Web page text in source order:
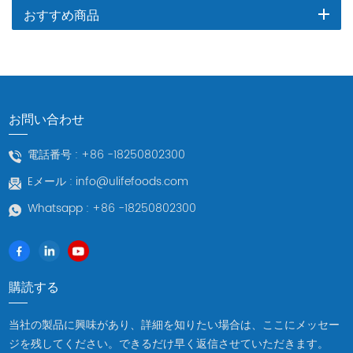
おすすめ商品
お問い合わせ
電話番号 : +86 -18250802300
Eメール : info@ulifefoods.com
Whatsapp : +86 -18250802300
購読する
当社の製品に興味があり、詳細を知りたい場合は、ここにメッセー
ジを残してください。できるだけ早く返信させていただきます。